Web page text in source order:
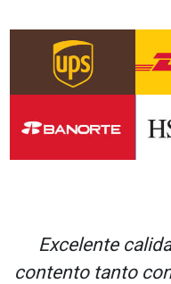
Excelente
contento tanto con